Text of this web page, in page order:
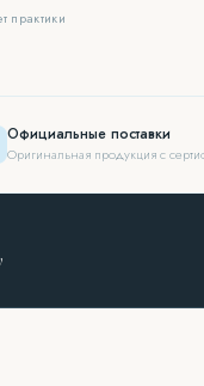
практики
Официальные поставки
Оригинальная продукция с